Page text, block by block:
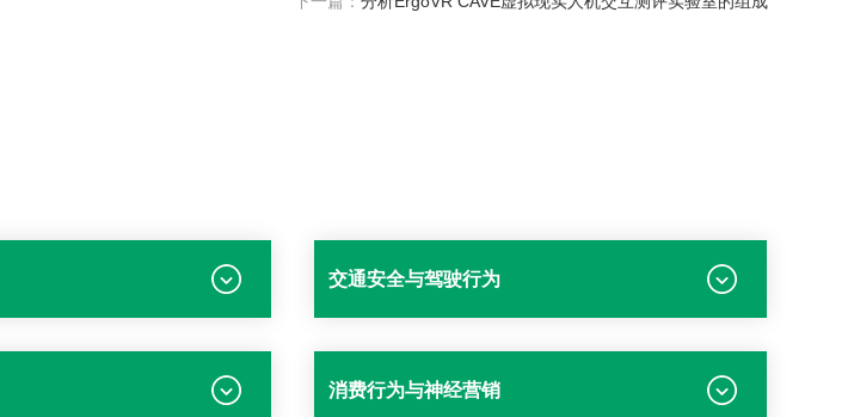
交通安全与驾驶行为
消费行为与神经营销